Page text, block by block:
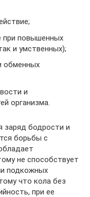
при повышенных
и умственных);
обменных
и
организма.
заряд бодрости и
борьбы с
не способствует
подкожных
что кола без
при ее